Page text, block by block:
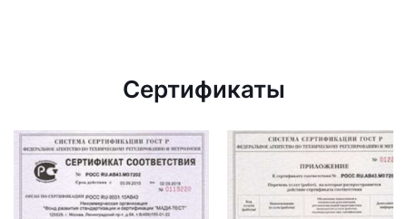
Сертификаты